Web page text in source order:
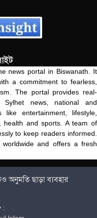
news portal in Biswanath. It
a commitment to fearless,
The portal provides real-
news, national and
entertainment, lifestyle,
health and sports. A team of
to keep readers informed.
worldwide and offers a fresh
অনুমতি ছাড়া ব্যবহার
: